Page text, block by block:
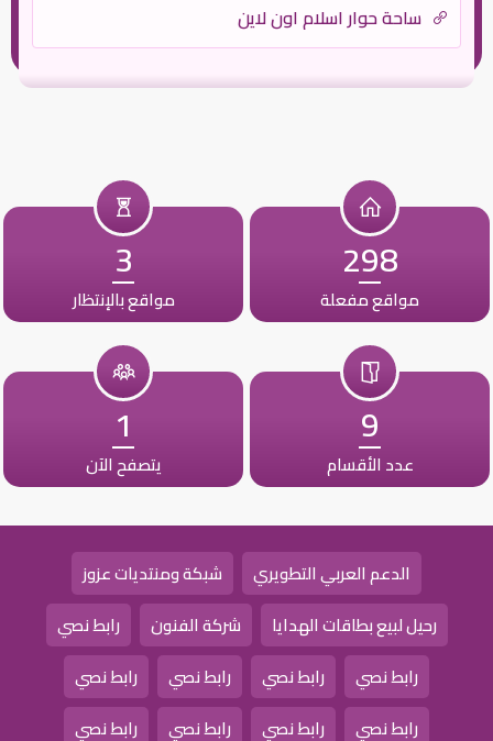
ساحة حوار اسلام اون لاين
298
مواقع مفعلة
3
مواقع بالإنتظار
9
عدد الأقسام
1
يتصفح الآن
الدعم العربي التطويري
شبكة ومنتديات عزوز
رحيل لبيع بطاقات الهدايا
شركة الفنون
رابط نصي
رابط نصي
رابط نصي رابط نصي
رابط نصي
رابط نصي
رابط نصي رابط نصي رابط نصي